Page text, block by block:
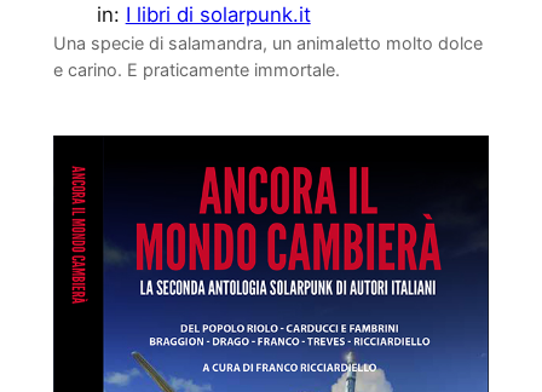
in: I libri di solarpunk.it
Una specie di salamandra, un animaletto molto dolce
e carino. E praticamente immortale.